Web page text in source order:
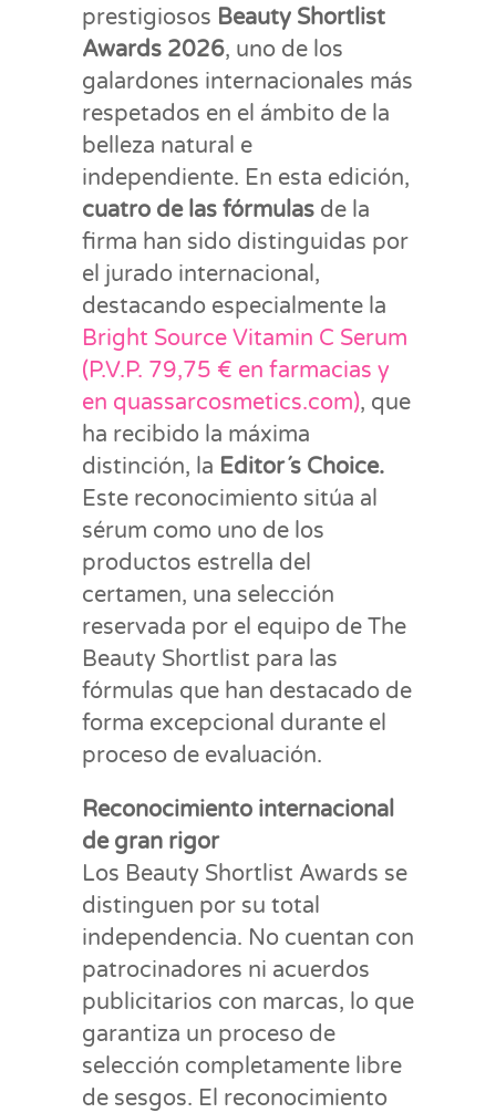
prestigiosos Beauty Shortlist
Awards 2026, uno de los
galardones internacionales más
respetados en el ámbito de la
belleza natural e
independiente. En esta edición,
cuatro de las fórmulas de la
firma han sido distinguidas por
el jurado internacional,
destacando especialmente la
Bright Source Vitamin C Serum
(P.V.P. 79,75 € en farmacias y
en quassarcosmetics.com), que
ha recibido la máxima
distinción, la Editor´s Choice.
Este reconocimiento sitúa al
sérum como uno de los
productos estrella del
certamen, una selección
reservada por el equipo de The
Beauty Shortlist para las
fórmulas que han destacado de
forma excepcional durante el
proceso de evaluación.
Reconocimiento internacional
de gran rigor
Los Beauty Shortlist Awards se
distinguen por su total
independencia. No cuentan con
patrocinadores ni acuerdos
publicitarios con marcas, lo que
garantiza un proceso de
selección completamente libre
de sesgos. El reconocimiento